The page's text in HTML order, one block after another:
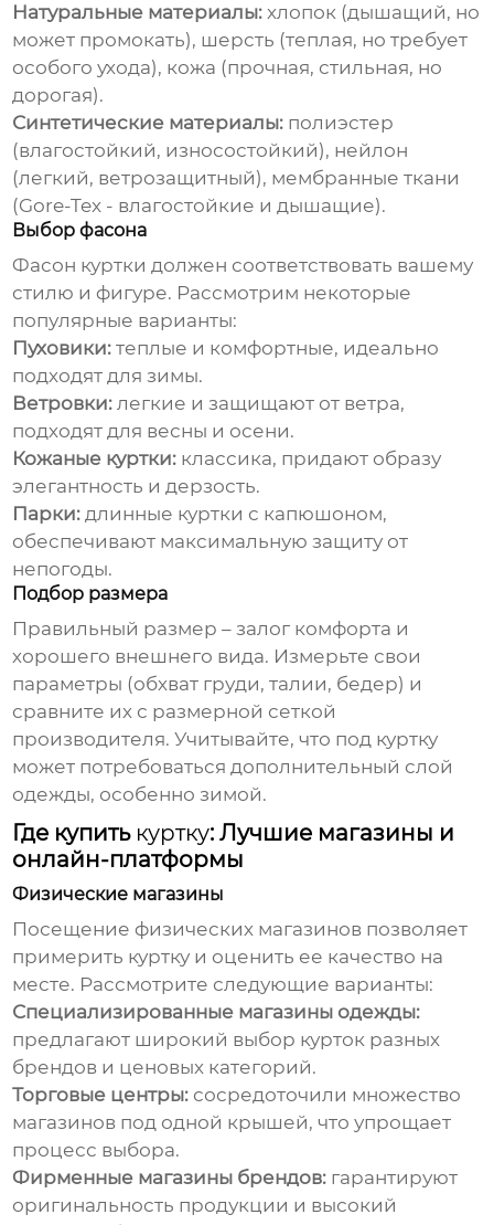
Натуральные материалы: хлопок (дышащий, но
может промокать), шерсть (теплая, но требует
особого ухода), кожа (прочная, стильная, но
дорогая).
Синтетические материалы: полиэстер
(влагостойкий, износостойкий), нейлон
(легкий, ветрозащитный), мембранные ткани
(Gore-Tex - влагостойкие и дышащие).
Выбор фасона
Фасон куртки должен соответствовать вашему
стилю и фигуре. Рассмотрим некоторые
популярные варианты:
Пуховики: теплые и комфортные, идеально
подходят для зимы.
Ветровки: легкие и защищают от ветра,
подходят для весны и осени.
Кожаные куртки: классика, придают образу
элегантность и дерзость.
Парки: длинные куртки с капюшоном,
обеспечивают максимальную защиту от
непогоды.
Подбор размера
Правильный размер – залог комфорта и
хорошего внешнего вида. Измерьте свои
параметры (обхват груди, талии, бедер) и
сравните их с размерной сеткой
производителя. Учитывайте, что под куртку
может потребоваться дополнительный слой
одежды, особенно зимой.
Где купить куртку: Лучшие магазины и
онлайн-платформы
Физические магазины
Посещение физических магазинов позволяет
примерить куртку и оценить ее качество на
месте. Рассмотрите следующие варианты:
Специализированные магазины одежды:
предлагают широкий выбор курток разных
брендов и ценовых категорий.
Торговые центры: сосредоточили множество
магазинов под одной крышей, что упрощает
процесс выбора.
Фирменные магазины брендов: гарантируют
оригинальность продукции и высокий